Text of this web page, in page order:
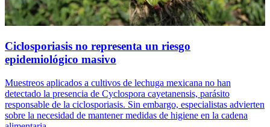
Ciclosporiasis no representa un riesgo
epidemiológico masivo
Muestreos aplicados a cultivos de lechuga mexicana no han
detectado la presencia de Cyclospora cayetanensis, parásito
responsable de la ciclosporiasis. Sin embargo, especialistas advierten
sobre la necesidad de mantener medidas de higiene en la cadena